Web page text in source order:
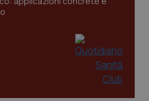
www.quotidianosanita.it